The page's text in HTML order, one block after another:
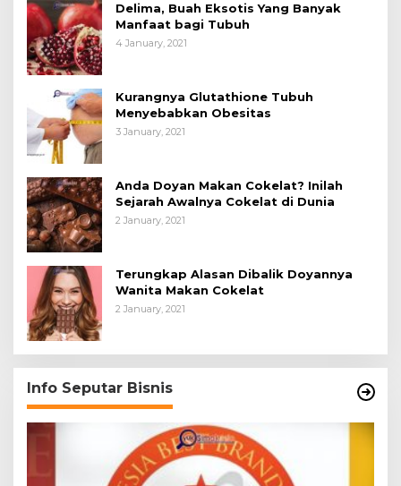
Delima, Buah Eksotis Yang Banyak
Manfaat bagi Tubuh
4 January, 2021
Kurangnya Glutathione Tubuh
Menyebabkan Obesitas
3 January, 2021
Anda Doyan Makan Cokelat? Inilah
Sejarah Awalnya Cokelat di Dunia
2 January, 2021
Terungkap Alasan Dibalik Doyannya
Wanita Makan Cokelat
2 January, 2021
Info Seputar Bisnis